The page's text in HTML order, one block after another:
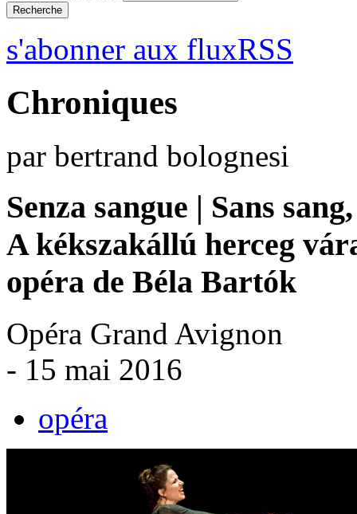
s'abonner aux fluxRSS
Chroniques
par bertrand bolognesi
Senza sangue | Sans
A kékszakállú herceg
opéra de Béla Bartók
Opéra Grand Avignon
- 15 mai 2016
opéra